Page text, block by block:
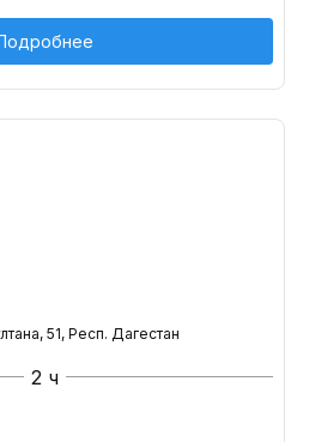
51, Респ. Дагестан
2 ч